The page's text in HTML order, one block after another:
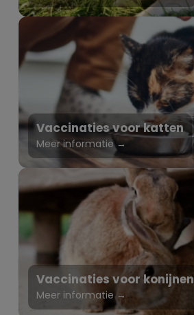
Vaccinaties voor katten
Meer informatie →
Vaccinaties voor konijnen
Meer informatie →